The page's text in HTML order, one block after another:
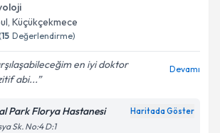
işlenmesine ilişkin
işlenmesini kabul ediyorum.
, Küçükçekmece
(15 Değerlendirme)
en iyi doktor
abi...
Devamı
Park Florya Hastanesi Haritada Göster
Sk. No:4 D:1